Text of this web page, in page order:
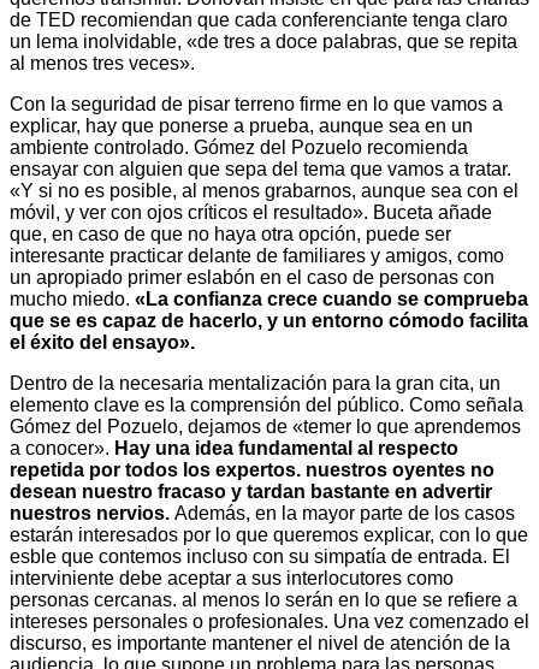
de TED recomiendan que cada conferenciante tenga claro
un lema inolvidable, «de tres a doce palabras, que se repita
al menos tres veces».
Con la seguridad de pisar terreno firme en lo que vamos a
explicar, hay que ponerse a prueba, aunque sea en un
ambiente controlado. Gómez del Pozuelo recomienda
ensayar con alguien que sepa del tema que vamos a tratar.
«Y si no es posible, al menos grabarnos, aunque sea con el
móvil, y ver con ojos críticos el resultado». Buceta añade
que, en caso de que no haya otra opción, puede ser
interesante practicar delante de familiares y amigos, como
un apropiado primer eslabón en el caso de personas con
mucho miedo. «La confianza crece cuando se comprueba
que se es capaz de hacerlo, y un entorno cómodo facilita
el éxito del ensayo».
Dentro de la necesaria mentalización para la gran cita, un
elemento clave es la comprensión del público. Como señala
Gómez del Pozuelo, dejamos de «temer lo que aprendemos
a conocer». Hay una idea fundamental al respecto
repetida por todos los expertos. nuestros oyentes no
desean nuestro fracaso y tardan bastante en advertir
nuestros nervios. Además, en la mayor parte de los casos
estarán interesados por lo que queremos explicar, con lo que
esble que contemos incluso con su simpatía de entrada. El
interviniente debe aceptar a sus interlocutores como
personas cercanas. al menos lo serán en lo que se refiere a
intereses personales o profesionales. Una vez comenzado el
discurso, es importante mantener el nivel de atención de la